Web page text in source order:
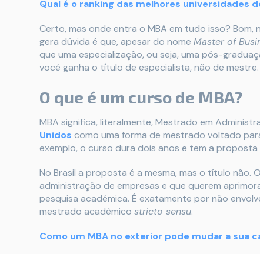
Qual é o ranking das melhores universidades
Certo, mas onde entra o MBA em tudo isso?
gera dúvida é que, apesar do nome Master of
que uma especialização, ou seja, uma pós-
você ganha o título de especialista, não de mestre.
O que é um curso de MBA?
MBA significa, literalmente, Mestrado em
Unidos como uma forma de mestrado voltado
exemplo, o curso dura dois anos e tem a
No Brasil a proposta é a mesma, mas o título não.
administração de empresas e que querem
pesquisa acadêmica. É exatamente por não
mestrado acadêmico stricto sensu.
Como um MBA no exterior pode mudar a sua